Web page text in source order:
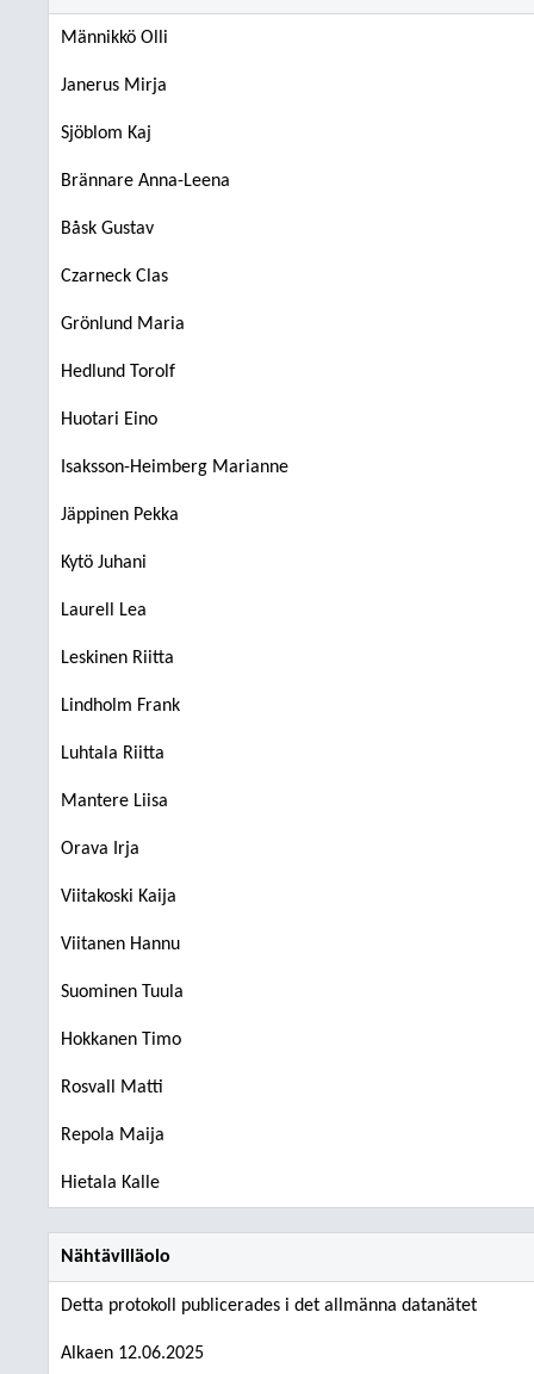
Männikkö Olli
Janerus Mirja
Sjöblom Kaj
Brännare Anna-Leena
Båsk Gustav
Czarneck Clas
Grönlund Maria
Hedlund Torolf
Huotari Eino
Isaksson-Heimberg Marianne
Jäppinen Pekka
Kytö Juhani
Laurell Lea
Leskinen Riitta
Lindholm Frank
Luhtala Riitta
Mantere Liisa
Orava Irja
Viitakoski Kaija
Viitanen Hannu
Suominen Tuula
Hokkanen Timo
Rosvall Matti
Repola Maija
Hietala Kalle
Nähtävilläolo
Detta protokoll publicerades i det allmänna datanätet
Alkaen 12.06.2025